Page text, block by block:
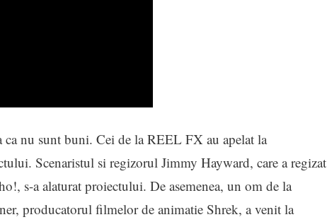
ca nu sunt buni. Cei de la REEL FX au apelat la
Scenaristul si regizorul Jimmy Hayward, care a regizat
s-a alaturat proiectului. De asemenea, un om de la
producatorul filmelor de animatie Shrek, a venit la